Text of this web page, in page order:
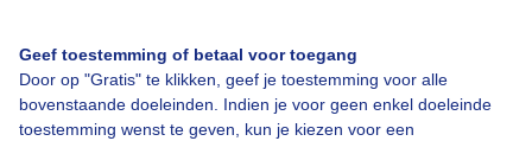
Geef toestemming of betaal voor toegang
Door op "Gratis" te klikken, geef je toestemming voor alle
bovenstaande doeleinden. Indien je voor geen enkel doeleinde
toestemming wenst te geven, kun je kiezen voor een
Bedrijfsgegevens
Veelgestelde vragen